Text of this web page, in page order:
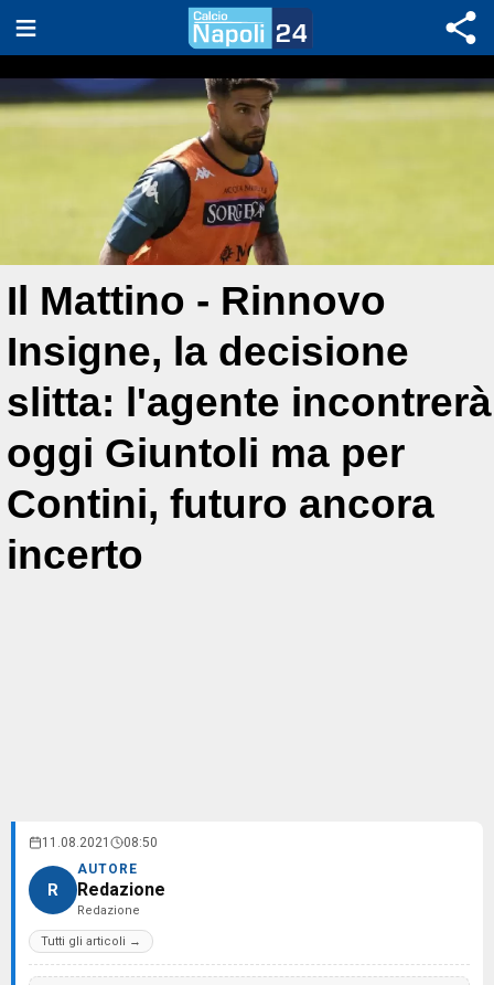
Il Mattino - Rinnovo
Insigne, la decisione
slitta: l'agente incontrerà
oggi Giuntoli ma per
Contini, futuro ancora
incerto
11.08.2021 08:50
R
AUTORE
Redazione
Redazione
Tutti gli articoli →